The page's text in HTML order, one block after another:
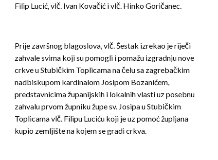
Filip Lucić, vlč. Ivan Kovačić i vlč. Hinko Goričanec.
Prije završnog blagoslova, vlč. Šestak izrekao je riječi
zahvale svima koji su pomogli i pomažu izgradnju nove
crkve u Stubičkim Toplicama na čelu sa zagrebačkim
nadbiskupom kardinalom Josipom Bozanićem,
predstavnicima županijskih i lokalnih vlasti uz posebnu
zahvalu prvom župniku župe sv. Josipa u Stubičkim
Toplicama vlč. Filipu Luciću koji je uz pomoć župljana
kupio zemljište na kojem se gradi crkva.